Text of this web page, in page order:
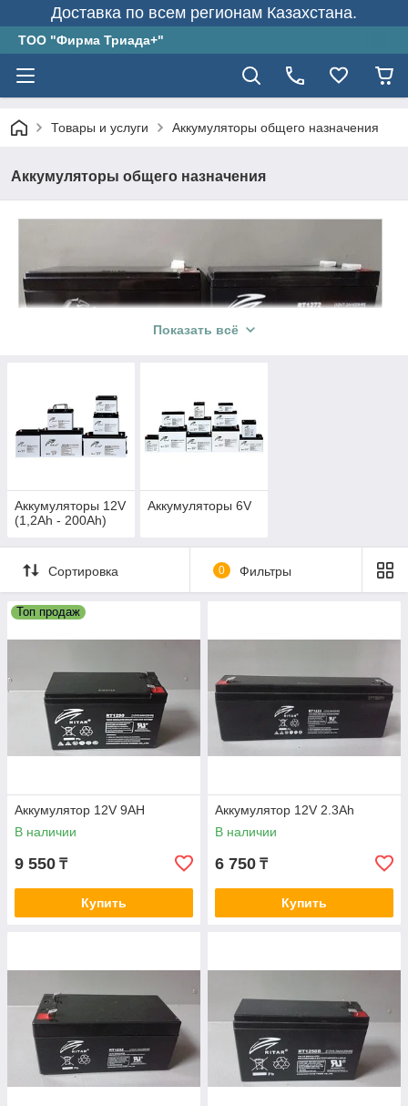
Доставка по всем регионам Казахстана.
ТОО "Фирма Триада+"
Товары и услуги Аккумуляторы общего назначения
Аккумуляторы общего назначения
Аккумуляторы
Основными особенностями в работе аккумуляторных
батарей компании Ritar - являются высочайший уровень их
качества, а также гарантированная надежность, что не
высокотехнологичная система клапанов низкого давления,
весьма низкий само заряд, отсутствие потребности
постороннего вмешательства и обслуживания, большой
очевидным выбор в сторону аккумуляторов Ritar.
Условия работы этой продукции в критически важных
сферах деятельности, подтверждает их надёжность.
Показать всё
Аккумуляторы 12V
(1,2Ah - 200Ah)
Аккумуляторы 6V
Сортировка 0 Фильтры
Топ продаж
Аккумулятор 12V 9AH
В наличии
9 550 ₸
Купить
Аккумулятор 12V 2.3Ah
В наличии
6 750 ₸
Купить